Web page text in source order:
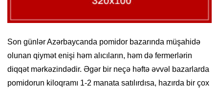
Son günlər Azərbaycanda pomidor bazarında müşahidə
olunan qiymət enişi həm alıcıların, həm də fermerlərin
diqqət mərkəzindədir. Əgər bir neçə həftə əvvəl bazarlarda
pomidorun kiloqramı 1-2 manata satılırdısa, hazırda bir çox